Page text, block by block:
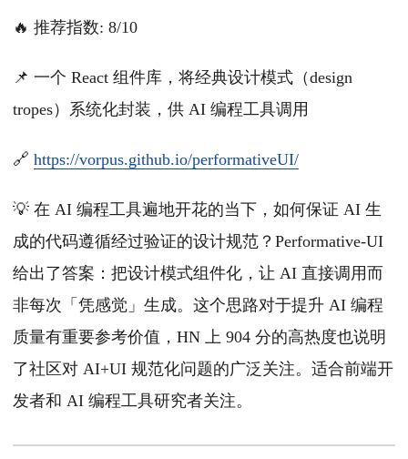
🔥 推荐指数: 8/10
📌 一个 React 组件库，将经典设计模式（design
tropes）系统化封装，供 AI 编程工具调用
🔗 https://vorpus.github.io/performativeUI/
💡 在 AI 编程工具遍地开花的当下，如何保证 AI 生
成的代码遵循经过验证的设计规范？Performative-UI
给出了答案：把设计模式组件化，让 AI 直接调用而
非每次「凭感觉」生成。这个思路对于提升 AI 编程
质量有重要参考价值，HN 上 904 分的高热度也说明
了社区对 AI+UI 规范化问题的广泛关注。适合前端开
发者和 AI 编程工具研究者关注。